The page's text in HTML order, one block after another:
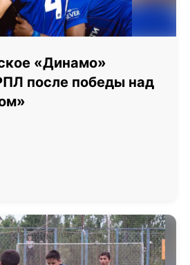
«Динамо»
после победы над